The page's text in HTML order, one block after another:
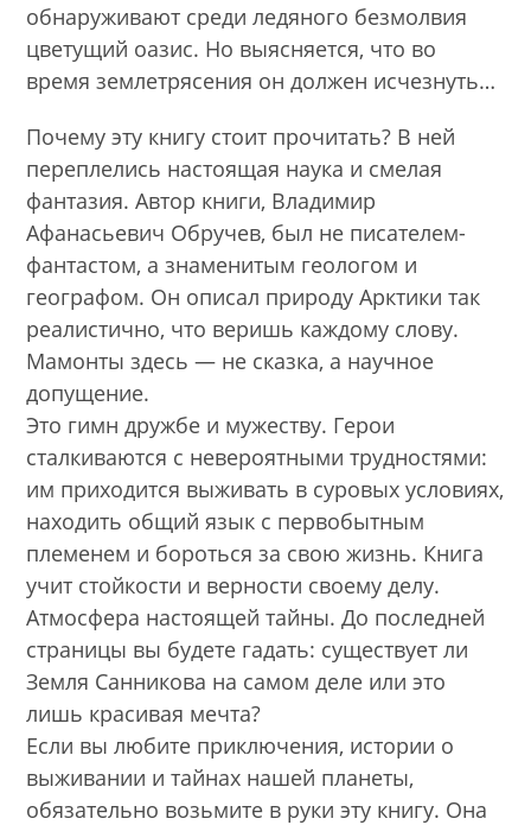
обнаруживают среди ледяного безмолвия
цветущий оазис. Но выясняется, что во
время землетрясения он должен исчезнуть…
Почему эту книгу стоит прочитать? В ней
переплелись настоящая наука и смелая
фантазия. Автор книги, Владимир
Афанасьевич Обручев, был не писателем-
фантастом, а знаменитым геологом и
географом. Он описал природу Арктики так
реалистично, что веришь каждому слову.
Мамонты здесь — не сказка, а научное
допущение.
Это гимн дружбе и мужеству. Герои
сталкиваются с невероятными трудностями:
им приходится выживать в суровых условиях,
находить общий язык с первобытным
племенем и бороться за свою жизнь. Книга
учит стойкости и верности своему делу.
Атмосфера настоящей тайны. До последней
страницы вы будете гадать: существует ли
Земля Санникова на самом деле или это
лишь красивая мечта?
Если вы любите приключения, истории о
выживании и тайнах нашей планеты,
обязательно возьмите в руки эту книгу. Она